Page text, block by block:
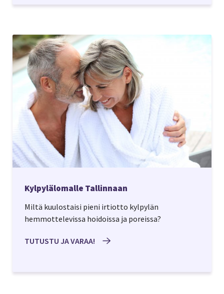
Kylpylälomalle Tallinnaan
Miltä kuulostaisi pieni irtiotto kylpylän
hemmottelevissa hoidoissa ja poreissa?
TUTUSTU JA VARAA!